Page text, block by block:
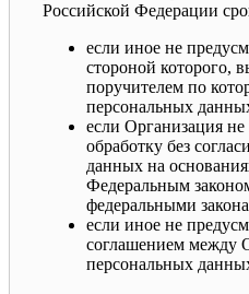
Российской Федерации
если иное не
стороной которого,
поручителем по
персональных
если Организация не
обработку без
данных на
Федеральным
федеральными
если иное не
соглашением между
персональных